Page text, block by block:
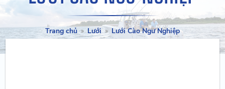
Trang chủ Lưới Lưới Cào Ngư Nghiệp